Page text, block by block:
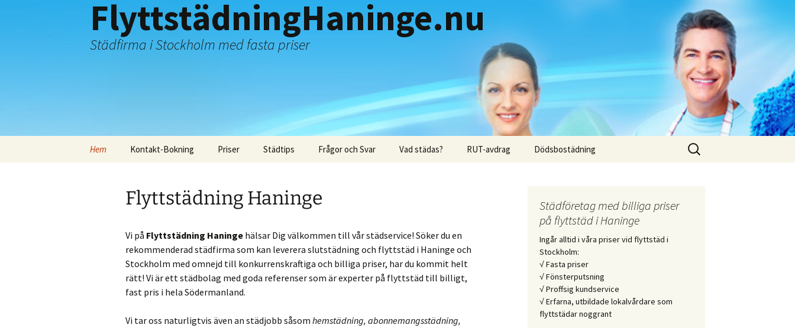
FlyttstädningHaninge.nu
Städfirma i Stockholm med fasta priser
Hem Kontakt-Bokning Priser Städtips Frågor och Svar Vad städas? RUT-avdrag Dödsbostädning
Sök
efter:
Flyttstädning Haninge
Vi på Flyttstädning Haninge hälsar Dig välkommen till vår städservice! Söker du en
rekommenderad städfirma som kan leverera slutstädning och flyttstäd i Haninge och
Stockholm med omnejd till konkurrenskraftiga och billiga priser, har du kommit helt
rätt! Vi är ett städbolag med goda referenser som är experter på flyttstäd till billigt,
fast pris i hela Södermanland.
Vi tar oss naturligtvis även an städjobb såsom hemstädning, abonnemangsstädning,
Städföretag med billiga priser
på flyttstäd i Haninge
Ingår alltid i våra priser vid flyttstäd i
Stockholm:
√ Fasta priser
√ Fönsterputsning
√ Proffsig kundservice
√ Erfarna, utbildade lokalvårdare som
flyttstädar noggrant